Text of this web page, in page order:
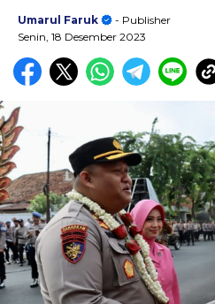
Umarul Faruk
- Publisher
Senin, 18 Desember 2023